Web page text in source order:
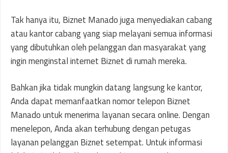
Tak hanya itu, Biznet Manado juga menyediakan cabang
atau kantor cabang yang siap melayani semua informasi
yang dibutuhkan oleh pelanggan dan masyarakat yang
ingin menginstal internet Biznet di rumah mereka.
Bahkan jika tidak mungkin datang langsung ke kantor,
Anda dapat memanfaatkan nomor telepon Biznet
Manado untuk menerima layanan secara online. Dengan
menelepon, Anda akan terhubung dengan petugas
layanan pelanggan Biznet setempat. Untuk informasi